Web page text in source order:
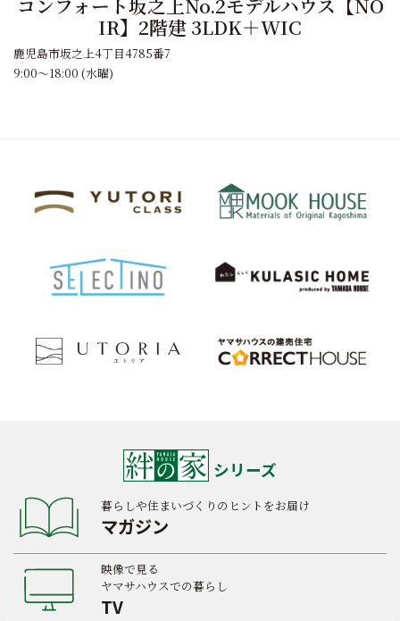
コンフォート坂之上No.2モデルハウス【NO
IR】2階建 3LDK＋WIC
鹿児島市坂之上4丁目4785番7
9:00～18:00 (水曜)
シリーズ
暮らしや住まいづくりのヒントをお届け
マガジン
映像で見る
ヤマサハウスでの暮らし
TV